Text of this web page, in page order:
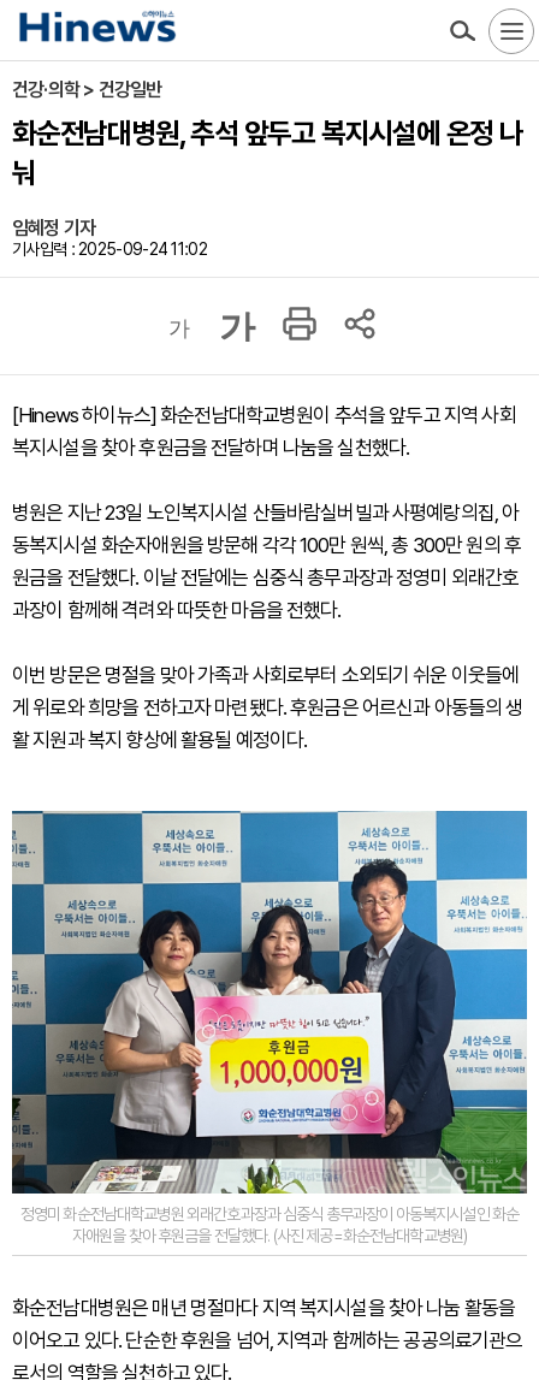
건강·의학 > 건강일반
화순전남대병원, 추석 앞두고 복지시설에 온정 나
눠
임혜정 기자
기사입력 : 2025-09-24 11:02
가 가
[Hinews 하이뉴스] 화순전남대학교병원이 추석을 앞두고 지역 사회
복지시설을 찾아 후원금을 전달하며 나눔을 실천했다.
병원은 지난 23일 노인복지시설 산들바람실버빌과 사평예랑의집, 아
동복지시설 화순자애원을 방문해 각각 100만 원씩, 총 300만 원의 후
원금을 전달했다. 이날 전달에는 심중식 총무과장과 정영미 외래간호
과장이 함께해 격려와 따뜻한 마음을 전했다.
이번 방문은 명절을 맞아 가족과 사회로부터 소외되기 쉬운 이웃들에
게 위로와 희망을 전하고자 마련됐다. 후원금은 어르신과 아동들의 생
활 지원과 복지 향상에 활용될 예정이다.
정영미 화순전남대학교병원 외래간호과장과 심중식 총무과장이 아동복지시설인 화순
자애원을 찾아 후원금을 전달했다. (사진 제공=화순전남대학교병원)
화순전남대병원은 매년 명절마다 지역 복지시설을 찾아 나눔 활동을
이어오고 있다. 단순한 후원을 넘어, 지역과 함께하는 공공의료기관으
로서의 역할을 실천하고 있다.